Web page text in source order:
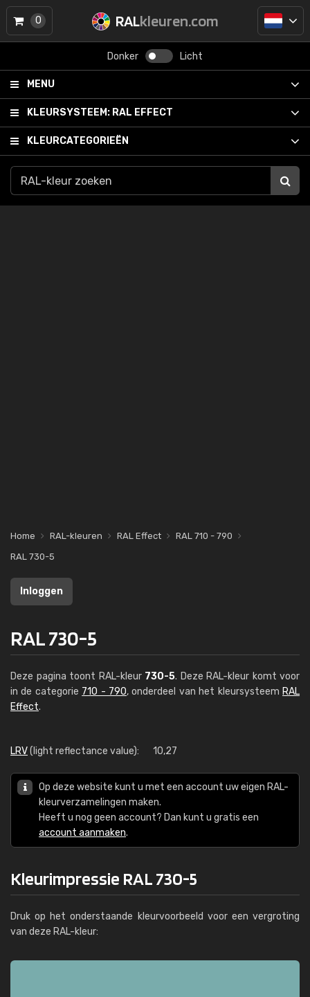
RALkleuren.com
Donker Licht
MENU
KLEURSYSTEEM: RAL EFFECT
KLEURCATEGORIEËN
0
Home RAL-kleuren RAL Effect
RAL 710 - 790
RAL 730-5
Inloggen
RAL 730-5
Deze pagina toont RAL-kleur 730-5. Deze RAL-kleur komt voor
in de categorie 710 - 790, onderdeel van het kleursysteem RAL
Effect.
LRV(light reflectance value): 10,27
Op deze website kunt u met een account uw eigen RAL-
kleurverzamelingen maken.
Heeft u nog geen account? Dan kunt u gratis een
account aanmaken.
Kleurimpressie RAL 730-5
Druk op het onderstaande kleurvoorbeeld voor een vergroting
van deze RAL-kleur: